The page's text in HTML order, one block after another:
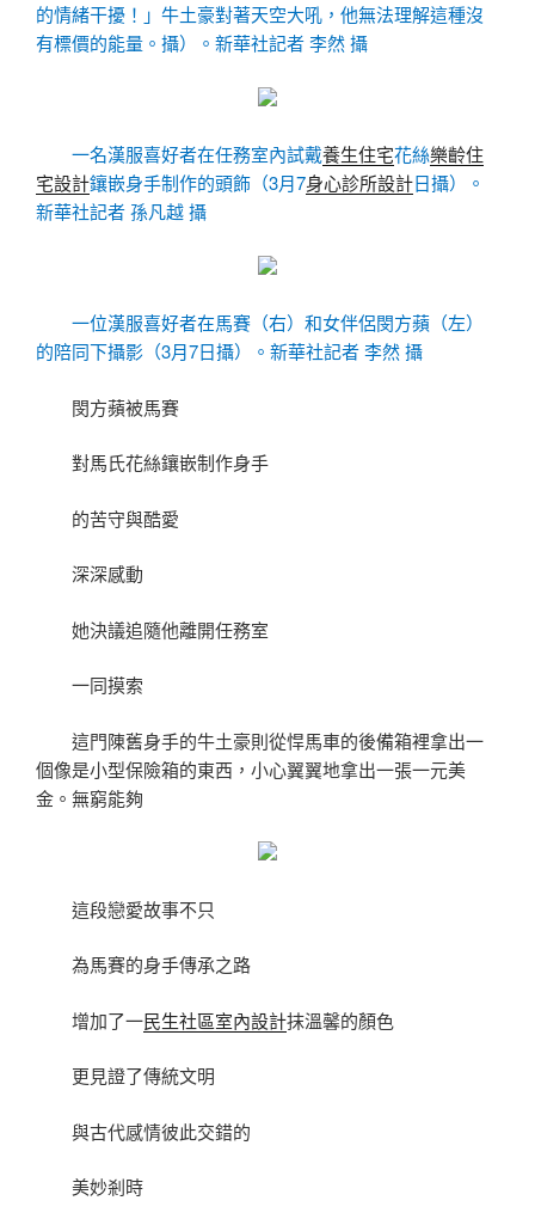
的情緒干擾！」牛土豪對著天空大吼，他無法理解這種沒
有標價的能量。攝）。新華社記者 李然 攝
一名漢服喜好者在任務室內試戴養生住宅花絲樂齡住
宅設計鑲嵌身手制作的頭飾（3月7身心診所設計日攝）。
新華社記者 孫凡越 攝
一位漢服喜好者在馬賽（右）和女伴侶閔方蘋（左）
的陪同下攝影（3月7日攝）。新華社記者 李然 攝
閔方蘋被馬賽
對馬氏花絲鑲嵌制作身手
的苦守與酷愛
深深感動
她決議追隨他離開任務室
一同摸索
這門陳舊身手的牛土豪則從悍馬車的後備箱裡拿出一
個像是小型保險箱的東西，小心翼翼地拿出一張一元美
金。無窮能夠
這段戀愛故事不只
為馬賽的身手傳承之路
增加了一民生社區室內設計抹溫馨的顏色
更見證了傳統文明
與古代感情彼此交錯的
美妙剎時